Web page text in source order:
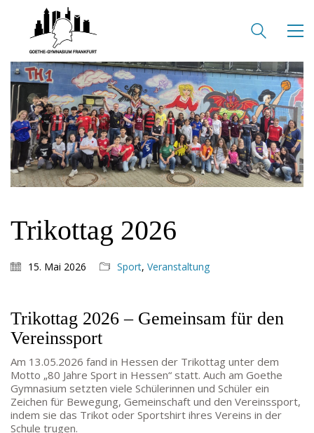
Trikottag 2026
15. Mai 2026 Sport, Veranstaltung
Trikottag 2026 – Gemeinsam für den
Vereinssport
Am 13.05.2026 fand in Hessen der Trikottag unter dem
Motto „80 Jahre Sport in Hessen“ statt. Auch am Goethe
Gymnasium setzten viele Schülerinnen und Schüler ein
Zeichen für Bewegung, Gemeinschaft und den Vereinssport,
indem sie das Trikot oder Sportshirt ihres Vereins in der
Schule trugen.
SEKRETARIAT
Silke Neugebauer, Jonas Lehmann
Mo bis Fr 8:00 – 14:00 Uhr
TEL:069-212 – 369 44
TEL: 069-212 – 335 25
MAIL:
poststelle.goethe-gymnasium@stadt-frankfurt.de
DEPENDANCE
Beethovenstraße 8-10
60325 Frankfurt am Main
Mo – DO: 8:30 – 13:30 Uhr
SCHULLEITUNG
Schulleiterin: Dr. Ute Utech (OStD’n)